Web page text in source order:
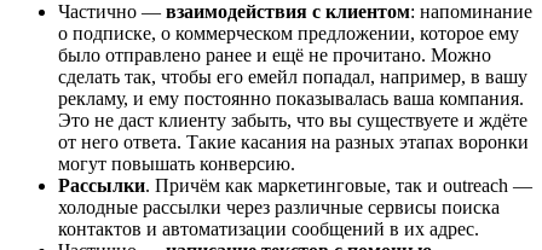
Частично — взаимодействия с клиентом: напоминание
о подписке, о коммерческом предложении, которое ему
было отправлено ранее и ещё не прочитано. Можно
сделать так, чтобы его емейл попадал, например, в вашу
рекламу, и ему постоянно показывалась ваша компания.
Это не даст клиенту забыть, что вы существуете и ждёте
от него ответа. Такие касания на разных этапах воронки
могут повышать конверсию.
Рассылки. Причём как маркетинговые, так и outreach —
холодные рассылки через различные сервисы поиска
контактов и автоматизации сообщений в их адрес.